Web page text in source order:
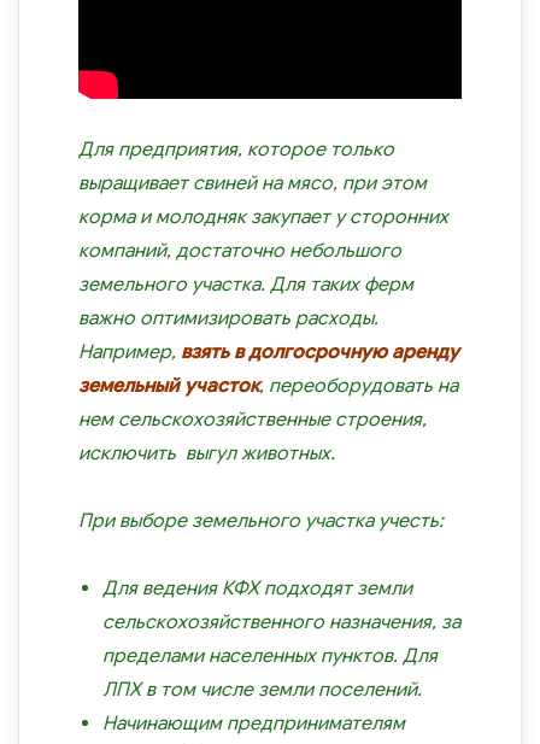
Для предприятия, которое только
выращивает свиней на мясо, при этом
корма и молодняк закупает у сторонних
компаний, достаточно небольшого
земельного участка. Для таких ферм
важно оптимизировать расходы.
Например, взять в долгосрочную аренду
земельный участок, переоборудовать на
нем сельскохозяйственные строения,
исключить выгул животных.
При выборе земельного участка учесть:
Для ведения КФХ подходят земли
сельскохозяйственного назначения, за
пределами населенных пунктов. Для
ЛПХ в том числе земли поселений.
Начинающим предпринимателям